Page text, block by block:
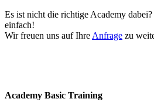
Es ist nicht die richtige Academy
einfach!
Wir freuen uns auf Ihre Anfrage zu
Academy Basic Training